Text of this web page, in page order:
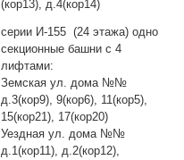
(кор13), д.4(кор14)
серии И-155 (24 этажа) одно
секционные башни с 4
лифтами:
Земская ул. дома №№
д.3(кор9), 9(кор6), 11(кор5),
15(кор21), 17(кор20)
Уездная ул. дома №№
д.1(кор11), д.2(кор12),